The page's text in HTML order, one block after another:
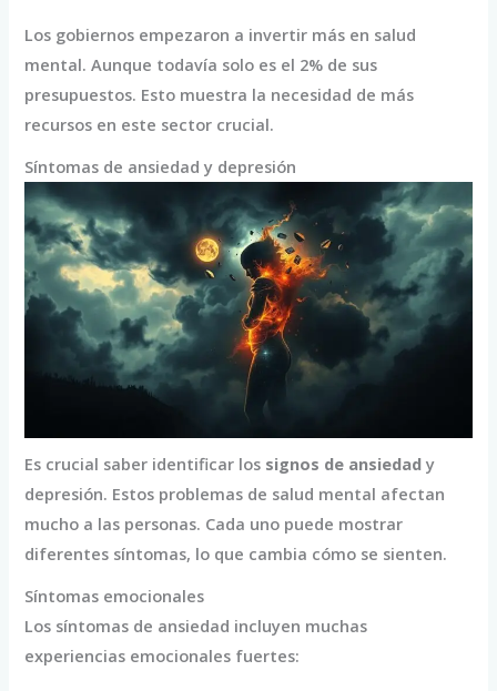
Los gobiernos empezaron a invertir más en salud
mental. Aunque todavía solo es el 2% de sus
presupuestos. Esto muestra la necesidad de más
recursos en este sector crucial.
Síntomas de ansiedad y depresión
Es crucial saber identificar los signos de ansiedad y
depresión. Estos problemas de salud mental afectan
mucho a las personas. Cada uno puede mostrar
diferentes síntomas, lo que cambia cómo se sienten.
Síntomas emocionales
Los síntomas de ansiedad incluyen muchas
experiencias emocionales fuertes: